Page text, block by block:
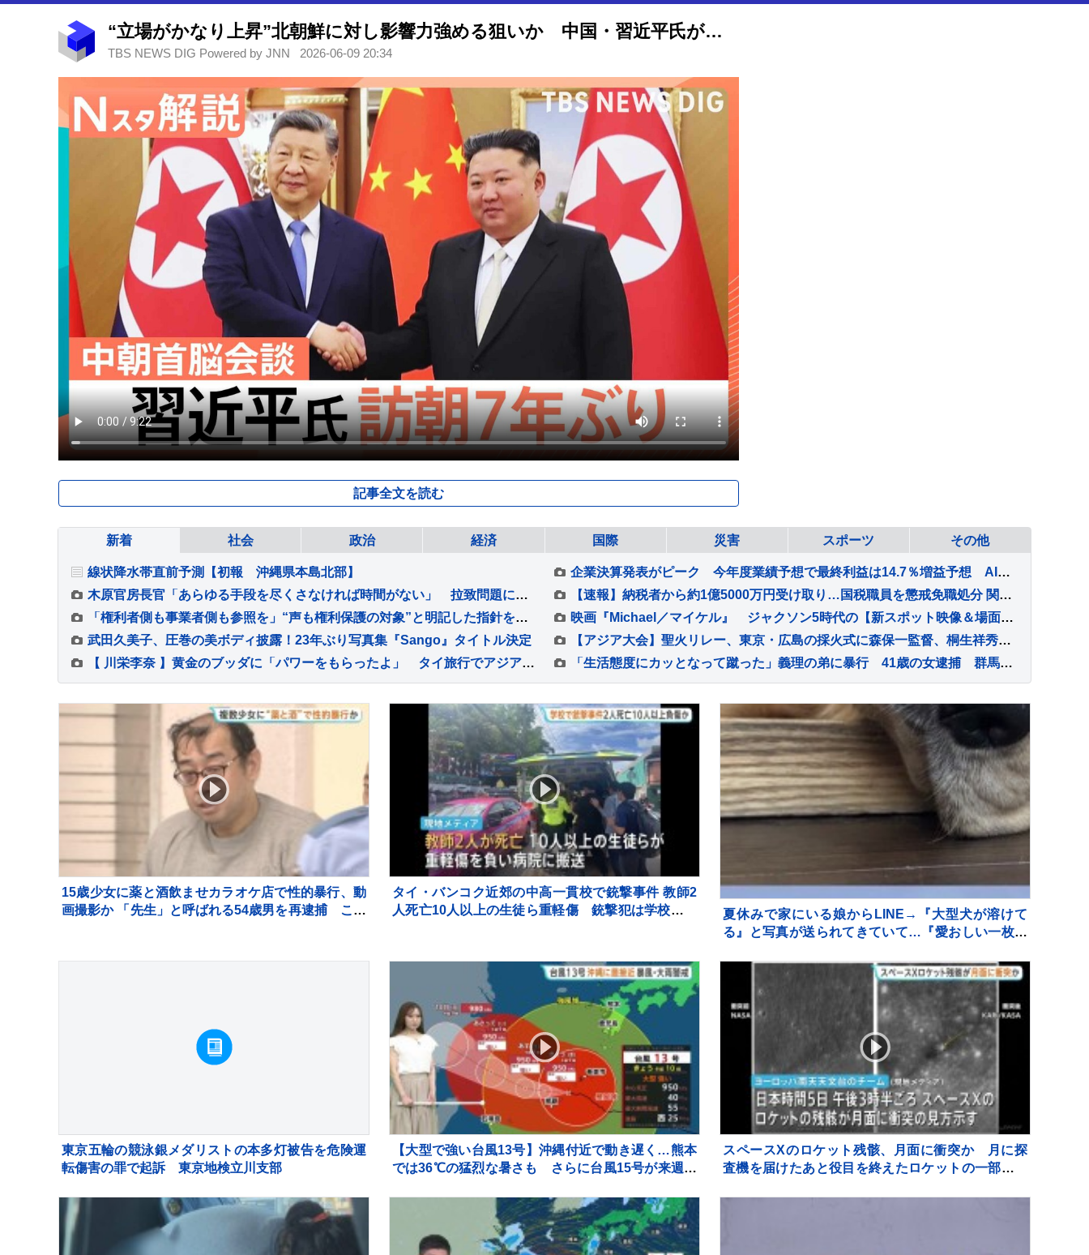
“立場がかなり上昇”北朝鮮に対し影響力強める狙いか 中国・習近平氏が訪朝 核問題に言及は【Nスタ解説】
TBS NEWS DIG Powered by JNN 2026-06-09 20:34
記事全文を読む
新着 社会 政治 経済 国際 災害 スポーツ その他
線状降水帯直前予測【初報 沖縄県本島北部】
企業決算発表がピーク 今年度業績予想で最終利益は14.7％増益予想 AI・半導体需要や円安傾向で製造業に追い風 SMBC日興証券集計
木原官房長官「あらゆる手段を尽くさなければ時間がない」 拉致問題に関する中学生サミットを開催
【速報】納税者から約1億5000万円受け取り…国税職員を懲戒免職処分 関東信越国税局 詐欺などの疑いで刑事告発も
「権利者側も事業者側も参照を」“声も権利保護の対象”と明記した指針を公表…生成AI動画で声優や俳優の声や顔が無断使用されている問題受けて 法務省検討会
映画『Michael／マイケル』 ジャクソン5時代の【新スポット映像＆場面写真】解禁！ さらに「劇中使用楽曲27曲」も公開！！
武田久美子、圧巻の美ボディ披露！23年ぶり写真集『Sango』タイトル決定
【アジア大会】聖火リレー、東京・広島の採火式に森保一監督、桐生祥秀が登壇決定 32年ぶり9月日本開催
【 川栄李奈 】黄金のブッダに「パワーをもらったよ」 タイ旅行でアジアティーク堪能「ハピローしてきた」
「生活態度にカッとなって蹴った」義理の弟に暴行 41歳の女逮捕 群馬・渋川
15歳少女に薬と酒飲ませカラオケ店で性的暴行、動
画撮影か 「先生」と呼ばれる54歳男を再逮捕 これ
タイ・バンコク近郊の中高一貫校で銃撃事件 教師2
人死亡10人以上の生徒ら重軽傷 銃撃犯は学校の生
夏休みで家にいる娘からLINE→『大型犬が溶けて
る』と写真が送られてきていて…『愛おしい一枚』
東京五輪の競泳銀メダリストの本多灯被告を危険運
転傷害の罪で起訴 東京地検立川支部
【大型で強い台風13号】沖縄付近で動き遅く…熊本
では36℃の猛烈な暑さも さらに台風15号が来週火
スペースXのロケット残骸、月面に衝突か 月に探
査機を届けたあと役目を終えたロケットの一部が宇